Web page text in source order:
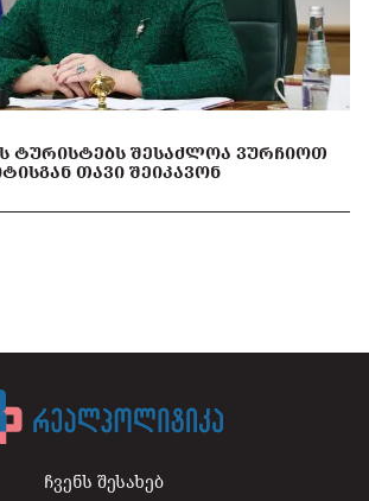
ᲢᲣᲠᲘᲡᲢᲔᲑᲡ ᲨᲔᲡᲐᲫᲚᲝᲐ ᲕᲣᲠᲩᲘᲝᲗ
ᲗᲐᲕᲘ ᲨᲔᲘᲙᲐᲕᲝᲜ
ჩვენს შესახებ